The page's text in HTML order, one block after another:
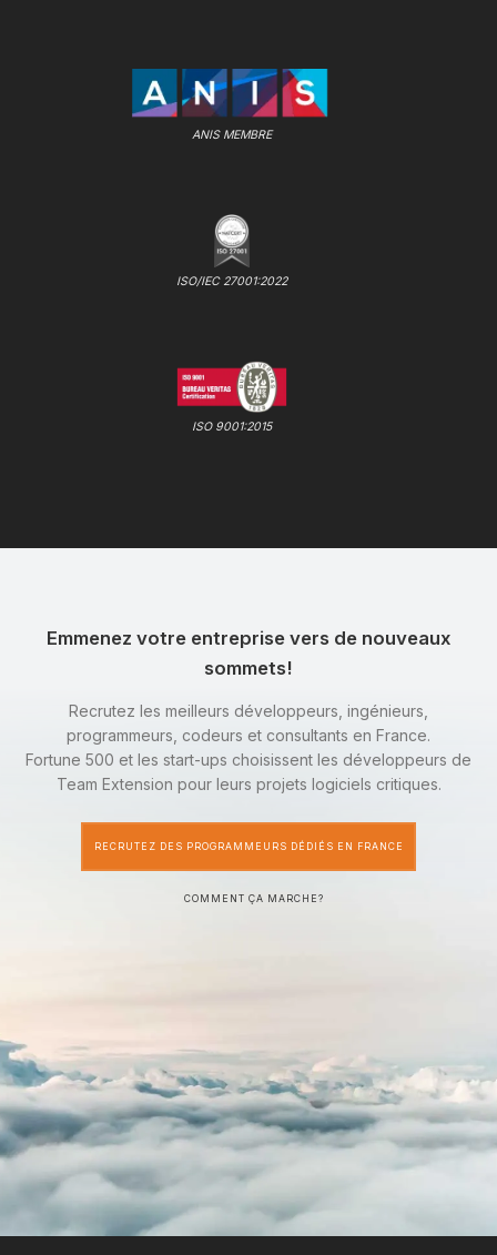
ANIS MEMBRE
ISO/IEC 27001:2022
ISO 9001:2015
Emmenez votre entreprise vers de nouveaux
sommets!
Recrutez les meilleurs développeurs, ingénieurs,
programmeurs, codeurs et consultants en France.
Fortune 500 et les start-ups choisissent les développeurs de
Team Extension pour leurs projets logiciels critiques.
RECRUTEZ DES PROGRAMMEURS DÉDIÉS EN FRANCE
COMMENT ÇA MARCHE?